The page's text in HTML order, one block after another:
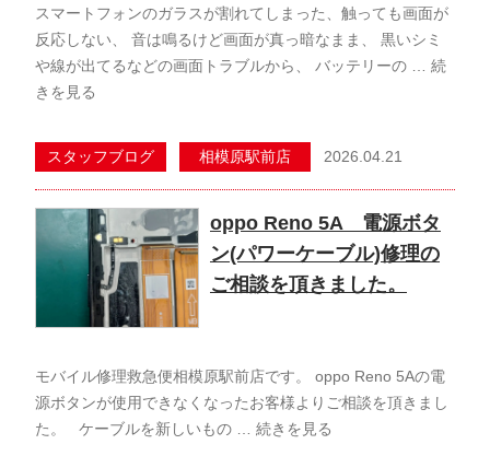
スマートフォンのガラスが割れてしまった、触っても画面が
反応しない、 音は鳴るけど画面が真っ暗なまま、 黒いシミ
や線が出てるなどの画面トラブルから、 バッテリーの … 続
きを見る
スタッフブログ 相模原駅前店 2026.04.21
oppo Reno 5A 電源ボタ
ン(パワーケーブル)修理の
ご相談を頂きました。
モバイル修理救急便相模原駅前店です。 oppo Reno 5Aの電
源ボタンが使用できなくなったお客様よりご相談を頂きまし
た。 ケーブルを新しいもの … 続きを見る